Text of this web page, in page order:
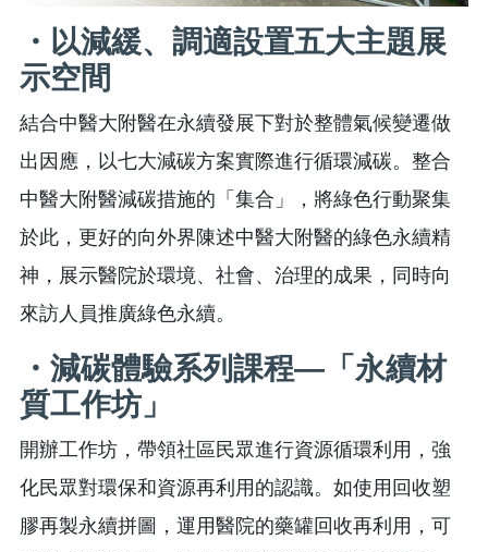
・以減緩、調適設置五大主題展
示空間
結合中醫大附醫在永續發展下對於整體氣候變遷做
出因應，以七大減碳方案實際進行循環減碳。整合
中醫大附醫減碳措施的「集合」，將綠色行動聚集
於此，更好的向外界陳述中醫大附醫的綠色永續精
神，展示醫院於環境、社會、治理的成果，同時向
來訪人員推廣綠色永續。
・減碳體驗系列課程—「永續材
質工作坊」
開辦工作坊，帶領社區民眾進行資源循環利用，強
化民眾對環保和資源再利用的認識。如使用回收塑
膠再製永續拼圖，運用醫院的藥罐回收再利用，可